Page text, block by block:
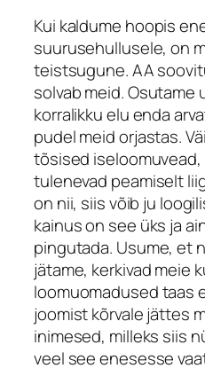
Kui kaldume hoopis
suurusehullusele, on
teistsugune. AA
solvab meid. Osutame
korralikku elu enda
pudel meid orjastas.
tõsised
tulenevad peamiselt
on nii, siis võib ju
kainus on see üks ja
pingutada. Usume, et
jätame, kerkivad meie
loomuomadused taas
joomist kõrvale jättes
inimesed, milleks siis
veel see enesesse